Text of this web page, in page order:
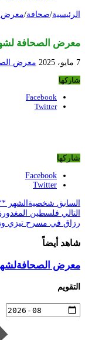
الرئيسية/صحافة/معرض
معرض الصحافة
7 مايو، 2025 معرض
شاركها
Facebook
Twitter
شاركها
Facebook
Twitter
السابق شخصيةالشهر
التالي فلسطين
رزاق في مسرح تيزي
شاهد أيضاً
معرض
التقويم